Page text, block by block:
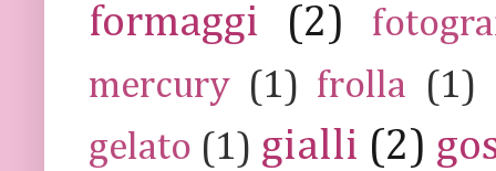
formaggi
(2)
mercury (1) frolla (1)
gelato (1) gialli (2)